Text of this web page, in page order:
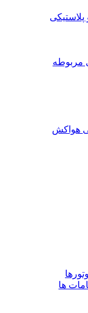
مربوطه
هواکش
ها